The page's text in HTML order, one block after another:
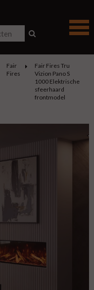
Fair
Fires
Fair Fires Tru
Vizion Pano S
1000 Elektrische
sfeerhaard
frontmodel